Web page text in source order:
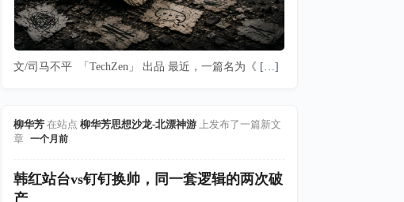
文/司马不平 「TechZen」 出品 最近，一篇名为《 […]
柳华芳在站点 柳华芳思想沙龙-北漂神游上发布了一篇新文
章
一个月前
韩红站台vs钉钉换帅，同一套逻辑的两次破
产